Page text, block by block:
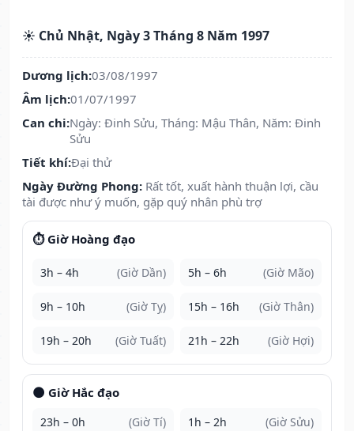
☀️ Chủ Nhật, Ngày 3 Tháng 8 Năm 1997
Dương lịch:03/08/1997
Âm lịch:01/07/1997
Can chi:Ngày: Đinh Sửu, Tháng: Mậu Thân, Năm: Đinh
Sửu
Tiết khí:Đại thử
Ngày Đường Phong: Rất tốt, xuất hành thuận lợi, cầu
tài được như ý muốn, gặp quý nhân phù trợ
⏱️ Giờ Hoàng đạo
3h – 4h (Giờ Dần) 5h – 6h (Giờ Mão)
9h – 10h (Giờ Tỵ) 15h – 16h (Giờ Thân)
19h – 20h (Giờ Tuất) 21h – 22h (Giờ Hợi)
🌑 Giờ Hắc đạo
23h – 0h (Giờ Tí) 1h – 2h (Giờ Sửu)